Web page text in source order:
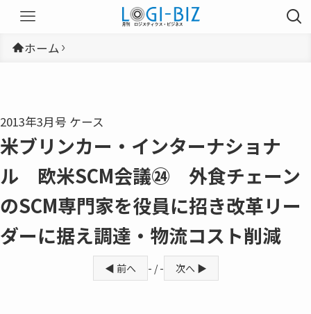
ホーム
2013年3月号 ケース
米ブリンカー・インターナショナ
ル 欧米SCM会議㉔ 外食チェーン
のSCM専門家を役員に招き改革リー
ダーに据え調達・物流コスト削減
◀ 前へ - / - 次へ ▶